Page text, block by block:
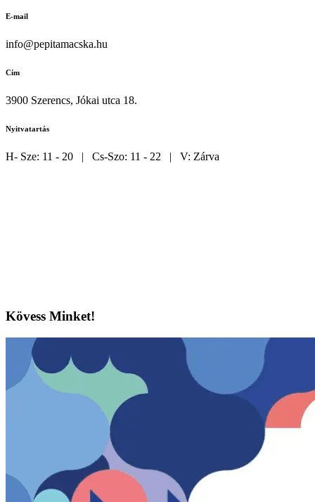
E-mail
info@pepitamacska.hu
Cím
3900 Szerencs, Jókai utca 18.
Nyitvatartás
H- Sze: 11 - 20 | Cs-Szo: 11 - 22 | V: Zárva
Kövess Minket!